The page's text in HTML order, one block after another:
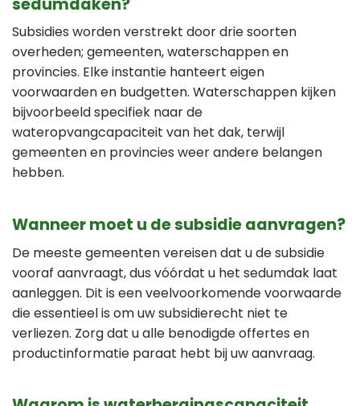
Subsidies worden verstrekt door drie soorten
overheden; gemeenten, waterschappen en
provincies. Elke instantie hanteert eigen
voorwaarden en budgetten. Waterschappen kijken
bijvoorbeeld specifiek naar de
wateropvangcapaciteit van het dak, terwijl
gemeenten en provincies weer andere belangen
hebben.
Wanneer moet u de subsidie aanvragen?
De meeste gemeenten vereisen dat u de subsidie
vooraf aanvraagt, dus vóórdat u het sedumdak laat
aanleggen. Dit is een veelvoorkomende voorwaarde
die essentieel is om uw subsidierecht niet te
verliezen. Zorg dat u alle benodigde offertes en
productinformatie paraat hebt bij uw aanvraag.